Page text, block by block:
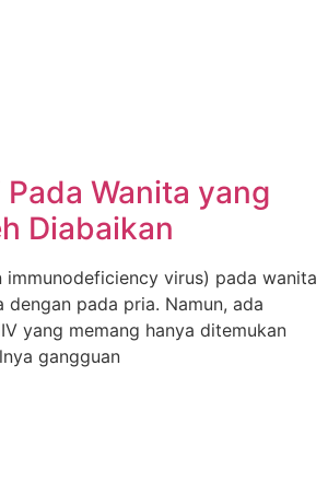
Pada Wanita yang
Diabaikan
immunodeficiency virus) pada wanita
pada pria. Namun, ada
yang memang hanya ditemukan
gangguan